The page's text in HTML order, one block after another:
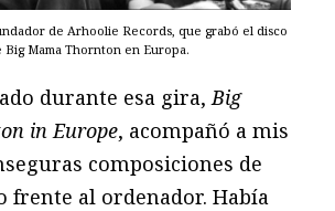
de Arhoolie Records, que grabó el disco
Big Mama Thornton en Europa.
durante esa gira, Big
in Europe, acompañó a mis
composiciones de
frente al ordenador. Había